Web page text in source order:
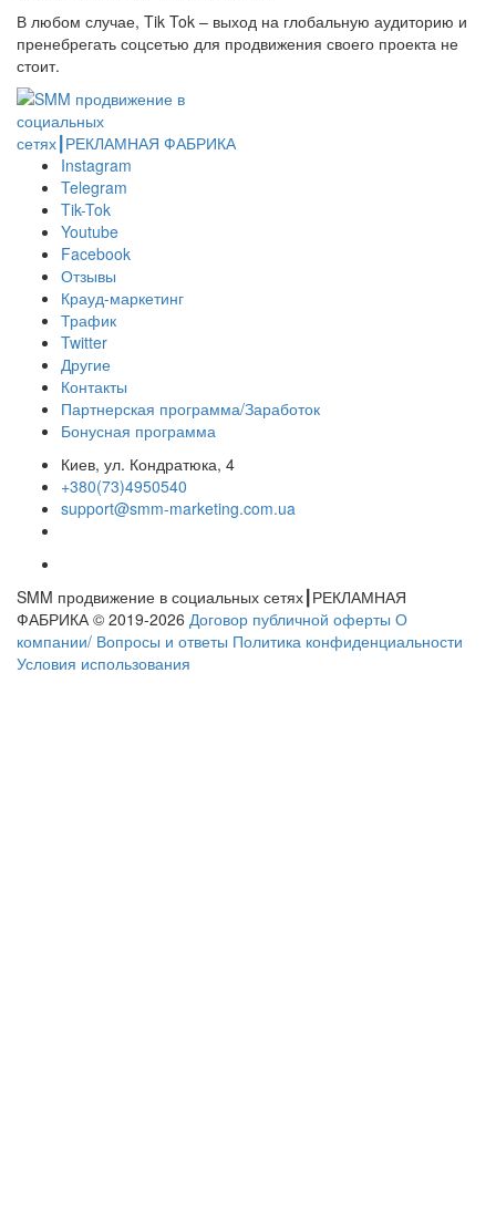
В любом случае, Tik Tok – выход на глобальную аудиторию и
пренебрегать соцсетью для продвижения своего проекта не
стоит.
Instagram
Telegram
Tik-Tok
Youtube
Facebook
Отзывы
Крауд-маркетинг
Трафик
Twitter
Другие
Контакты
Партнерская программа/Заработок
Бонусная программа
Киев, ул. Кондратюка, 4
+380(73)4950540
support@smm-marketing.com.ua
SMM продвижение в социальных сетях┃РЕКЛАМНАЯ
ФАБРИКА © 2019-2026 Договор публичной оферты О
компании/ Вопросы и ответы Политика конфиденциальности
Условия использования